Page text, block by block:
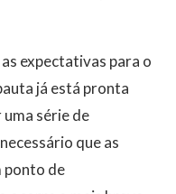
expectativas para o
já está pronta
série de
que as
ponto de